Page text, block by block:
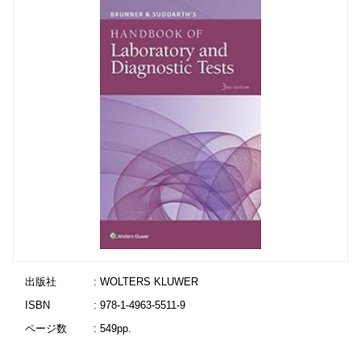
出版社
: WOLTERS KLUWER
ISBN
: 978-1-4963-5511-9
ページ数
: 549pp.